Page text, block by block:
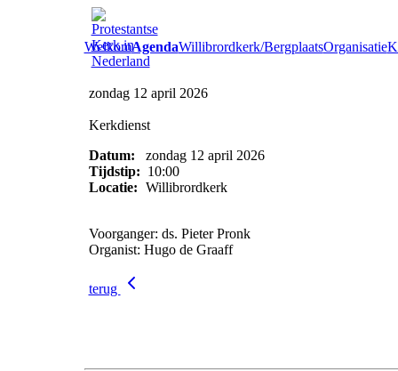
WelkomAgendaWillibrordkerk/BergplaatsOrganisatie
zondag 12 april 2026
Kerkdienst
Datum:
zondag 12 april 2026
Tijdstip: 10:00
Locatie: Willibrordkerk
Voorganger: ds. Pieter Pronk
Organist: Hugo de Graaff
terug